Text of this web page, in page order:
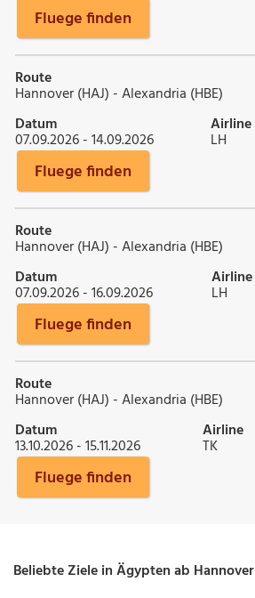
Fluege finden
Route
Hannover (HAJ) - Alexandria (HBE)
Datum
07.09.2026 - 14.09.2026
Airline
LH
Fluege finden
Route
Hannover (HAJ) - Alexandria (HBE)
Datum
07.09.2026 - 16.09.2026
Airline
LH
Fluege finden
Route
Hannover (HAJ) - Alexandria (HBE)
Datum
13.10.2026 - 15.11.2026
Airline
TK
Fluege finden
Beliebte Ziele in Ägypten ab Hannover